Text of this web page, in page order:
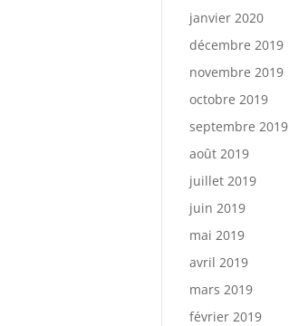
janvier 2020
décembre 2019
novembre 2019
octobre 2019
septembre 2019
août 2019
juillet 2019
juin 2019
mai 2019
avril 2019
mars 2019
février 2019